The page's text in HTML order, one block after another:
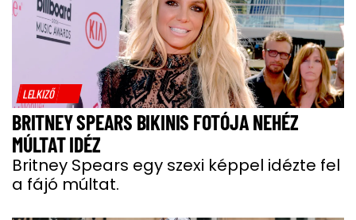
LELKIZŐ
BRITNEY SPEARS BIKINIS FOTÓJA NEHÉZ
MÚLTAT IDÉZ
Britney Spears egy szexi képpel idézte fel
a fájó múltat.